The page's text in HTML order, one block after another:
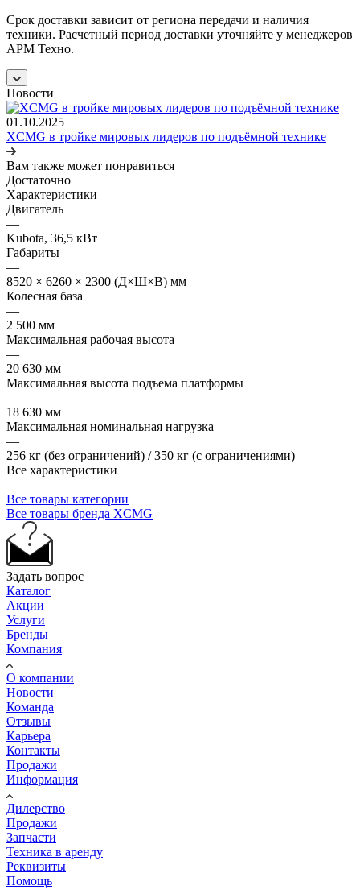
Срок доставки зависит от региона передачи и наличия
техники. Расчетный период доставки уточняйте у менеджеров
АРМ Техно.
Новости
01.10.2025
XCMG в тройке мировых лидеров по подъёмной технике
Вам также может понравиться
Достаточно
Характеристики
Двигатель
—
Kubota, 36,5 кВт
Габариты
—
8520 × 6260 × 2300 (Д×Ш×В) мм
Колесная база
—
2 500 мм
Максимальная рабочая высота
—
20 630 мм
Максимальная высота подъема платформы
—
18 630 мм
Максимальная номинальная нагрузка
—
256 кг (без ограничений) / 350 кг (с ограничениями)
Все характеристики
Все товары категории
Все товары бренда XCMG
Задать вопрос
Каталог
Акции
Услуги
Бренды
Компания
О компании
Новости
Команда
Отзывы
Карьера
Контакты
Продажи
Информация
Дилерство
Продажи
Запчасти
Техника в аренду
Реквизиты
Помощь